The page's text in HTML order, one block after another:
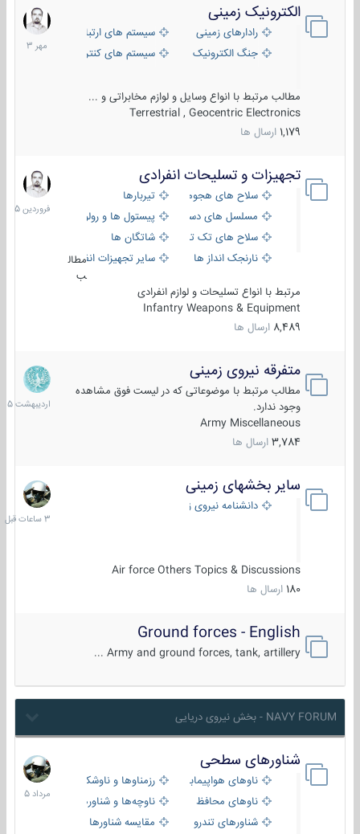
الکترونیک زمینی
رادارهای زمینی
سیستم های ارتباطی و جمع آوری
جنگ الکترونیک
سیستم های کنترل آتش و تجهیزات
مطالب مرتبط با انواع وسایل و لوازم مخابراتی و ...
Terrestrial , Geocentric Electronics
1,179 ارسال ها
1
مهر
1403
تجهیزات و تسلیحات انفرادی
سلاح های هجومی
تیربارها
مسلسل های دستی
پیستول ها و رولورها
سلاح های تک تیر اندازیشاتگان ها
نارنجک انداز ها
سایر تجهیزات انفرادی
مطال
ب
مرتبط با انواع تسلیحات و لوازم انفرادی
Infantry Weapons & Equipment
8,489 ارسال ها
17
فروردین
1405
متفرقه نیروی زمینی
مطالب مرتبط با موضوعاتی که در لیست فوق مشاهده
وجود ندارد.
Army Miscellaneous
3,784 ارسال ها
27
1405
سایر بخشهای زمینی
دانشنامه نیروی زمینی
Air force Others Topics & Discussions
180 ارسال ها
3
ساعات
قبل
Ground forces - English
Army and ground forces, tank, artillery ...
NAVY FORUM - بخش نیروی دریایی
شناورهای سطحی
ناوهای هواپیمابر و بالگرد بررزمناوها و ناوشکن‌ها
ناوهای محافظ
ناوچه‌ها و شناورهای گشتی
شناورهای تندرو
مقایسه شناورها
2
مرداد
1405